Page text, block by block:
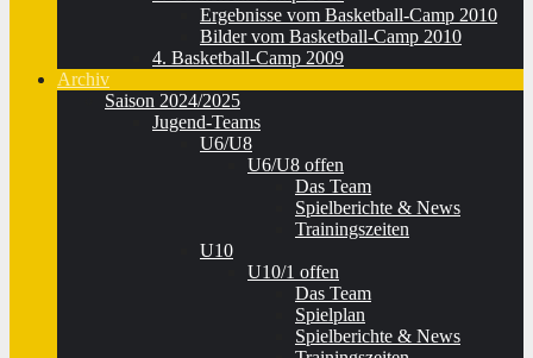
Ergebnisse vom Basketball-Camp 2010
Bilder vom Basketball-Camp 2010
4. Basketball-Camp 2009
Archiv
Saison 2024/2025
Jugend-Teams
U6/U8
U6/U8 offen
Das Team
Spielberichte & News
Trainingszeiten
U10
U10/1 offen
Das Team
Spielplan
Spielberichte & News